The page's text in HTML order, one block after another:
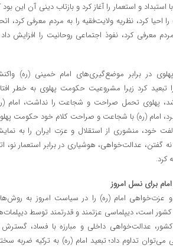
استبداد و استعمار را آغاز کرد و بازتاب دینی آن این بود
کرد، نظریه ولایت‌فقیه را به مردم معرفی کرد،
معرفی کرد، نفوذ اجتماعی روحانیت را افزایش
در برابر موضع‌گیری‌های امام خمینی (ره)
تبعید کرد زیرا مشروعیت حکومت پهلوی به خطر
پهلوی تحمل صراحت و شجاعت را نداشت، امام
امام (ره) با شجاعت و صراحت کلام خود حکومت
خود، منشوری از استقلال و عزت ایران را به
گفتن، عدالت‌خواهی، هوشیاری در برابر استعمار نو،
کرد.
برای نسل امروز
عزت‌خواهی امام (ره) را در سیاست امروز به
کشور است، دیپلماسی عزتمند و قدرتمند توسط
عدالت‌خواهی داخلی و مبارزه با فساد،
می‌توان تداوم داد؛ تبعید امام (ره) به ترکیه ضربه